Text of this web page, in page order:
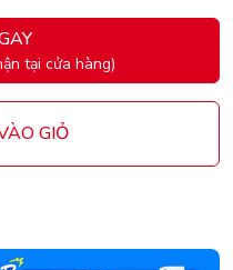
tại cửa hàng)
GIỎ